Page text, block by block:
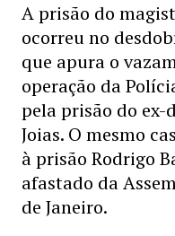
A prisão do
ocorreu no
que apura o
operação da
pela prisão do
Joias. O mesmo
à prisão Rodrigo
afastado da
de Janeiro.